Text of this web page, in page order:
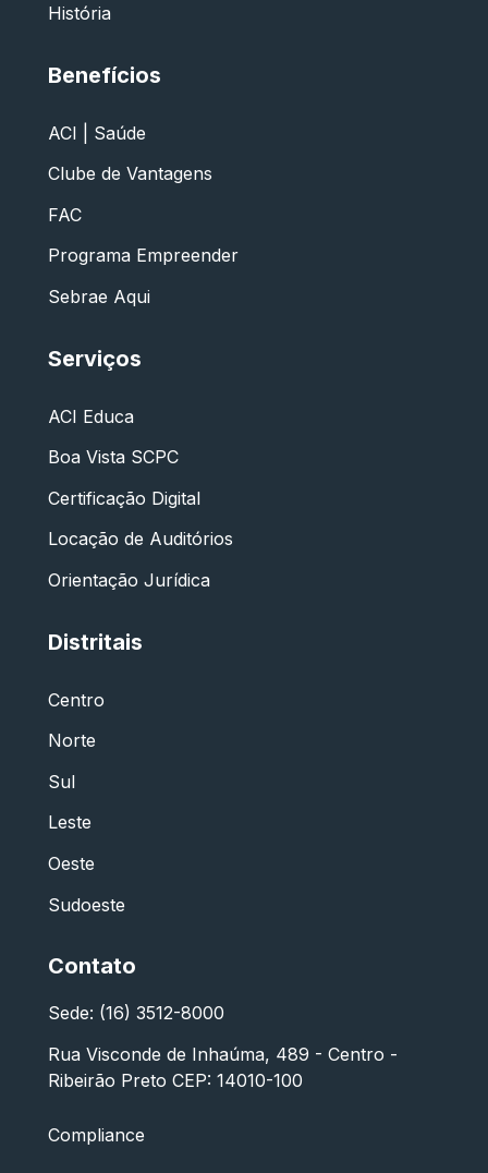
História
Benefícios
ACI | Saúde
Clube de Vantagens
FAC
Programa Empreender
Sebrae Aqui
Serviços
ACI Educa
Boa Vista SCPC
Certificação Digital
Locação de Auditórios
Orientação Jurídica
Distritais
Centro
Norte
Sul
Leste
Oeste
Sudoeste
Contato
Sede: (16) 3512-8000
Rua Visconde de Inhaúma, 489 - Centro -
Ribeirão Preto CEP: 14010-100
Compliance